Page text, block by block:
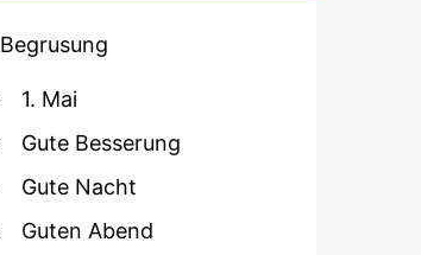
Begrusung
1. Mai
Gute Besserung
Gute Nacht
Guten Abend